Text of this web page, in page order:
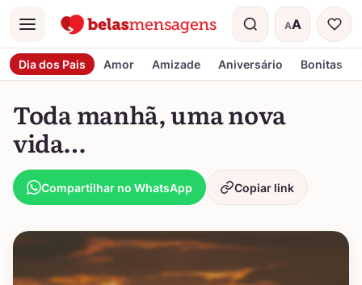
Menu AA
Tamanho do
Dia dos Pais Amor Amizade Aniversário Bonitas
Toda manhã, uma nova
vida…
Compartilhar no WhatsApp Copiar link